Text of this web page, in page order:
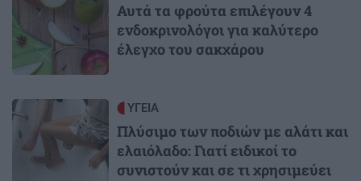
Αυτά τα φρούτα επιλέγουν 4
ενδοκρινολόγοι για καλύτερο
έλεγχο του σακχάρου
Image ΥΓΕΙΑ
Πλύσιμο των ποδιών με αλάτι και
ελαιόλαδο: Γιατί ειδικοί το
συνιστούν και σε τι χρησιμεύει